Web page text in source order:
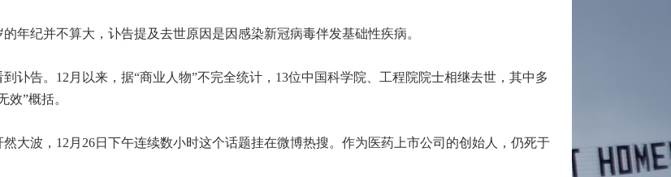
年纪并不算大，讣告提及去世原因是因感染新冠病毒伴发基础性疾病。
讣告。12月以来，据“商业人物”不完全统计，13位中国科学院、工程院院士相继去世，其中多
效”概括。
大波，12月26日下午连续数小时这个话题挂在微博热搜。作为医药上市公司的创始人，仍死于